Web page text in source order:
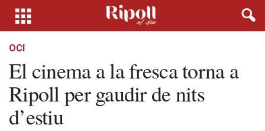
OCI
El cinema a la fresca torna a
Ripoll per gaudir de nits
d’estiu